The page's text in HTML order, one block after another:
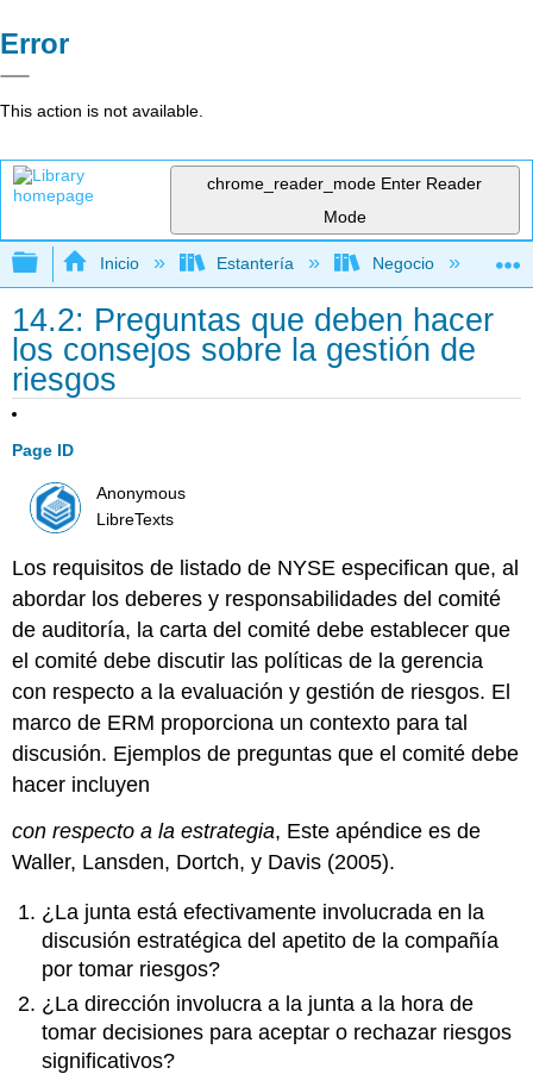
Error
This action is not available.
chrome_reader_mode Enter Reader
Mode
Expandir/contraer jerarquía global
Inicio Estantería Negocio
14.2: Preguntas que deben hacer
los consejos sobre la gestión de
riesgos
Page ID
Anonymous
LibreTexts
Los requisitos de listado de NYSE especifican que, al
abordar los deberes y responsabilidades del comité
de auditoría, la carta del comité debe establecer que
el comité debe discutir las políticas de la gerencia
con respecto a la evaluación y gestión de riesgos. El
marco de ERM proporciona un contexto para tal
discusión. Ejemplos de preguntas que el comité debe
hacer incluyen
con respecto a la estrategia, Este apéndice es de
Waller, Lansden, Dortch, y Davis (2005).
¿La junta está efectivamente involucrada en la
discusión estratégica del apetito de la compañía
por tomar riesgos?
¿La dirección involucra a la junta a la hora de
tomar decisiones para aceptar o rechazar riesgos
significativos?